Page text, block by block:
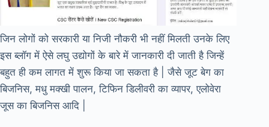
जिन लोगों को सरकारी या निजी नौकरी भी नहीं मिलती उनके लिए
इस ब्लॉग में ऐसे लघु उद्योगों के बारे में जानकारी दी जाती है जिन्हें
बहुत ही कम लागत में शुरू किया जा सकता है | जैसे जूट बेग का
बिजनिस, मधु मक्खी पालन, टिफिन डिलीवरी का व्यापर, एलोवेरा
जूस का बिजनिस आदि |